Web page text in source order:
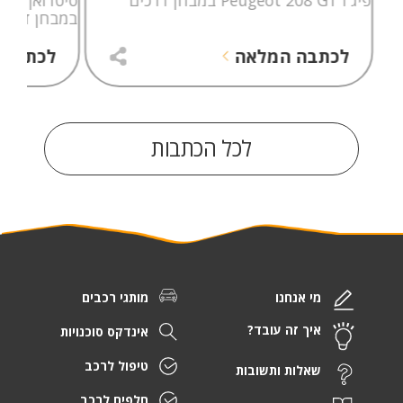
לכתבה המלאה
במבחן
לכל הכתבות
מי אנחנו
איך זה עובד?
שאלות ותשובות
מותגי רכבים
אינדקס סוכנויות
טיפול לרכב